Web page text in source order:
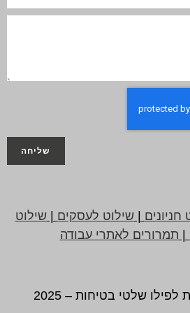
שליחה
חניונים |שילוט לעסקים |שילוט
| תמרורים לאתרי עבודה
שלטי בטיחות – 2025